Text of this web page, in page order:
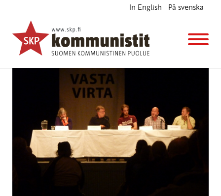
In English På svenska
Vasemmiston visiot ja strategiat?
Ajankohtaista
23.9.2012 - 9:41
Yrjö Hakanen